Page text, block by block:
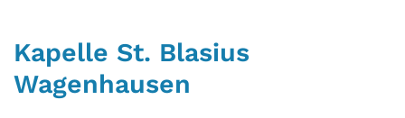
Kapelle St. Blasius
Wagenhausen